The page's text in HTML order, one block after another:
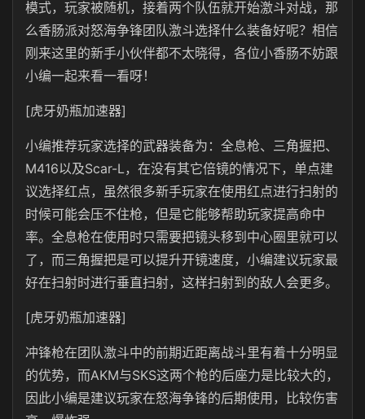
模式，玩家被随机，接着两个队伍就开始激斗对战，那
么香肠派对怒海争锋团队激斗选择什么装备好呢？相信
刚来这里的新手小伙伴都不太晓得，各位小香肠不妨跟
小编一起来看一看呀！
[虎牙奶瓶加速器]
小编推荐玩家选择的武器装备为：全息枪、三角握把、
M416以及Scar-L，在没有其它倍镜的情况下，单点建
议选择红点，虽然很多新手玩家在使用红点进行扫射的
时候可能会压不住枪，但是它能够帮助玩家提高命中
率。全息枪在使用时只需要把镜头移到中心圈里就可以
了，而三角握把是可以提升开镜速度，小编建议玩家最
好在扫射时进行垂直扫射，这样扫射到的敌人会更多。
[虎牙奶瓶加速器]
冲锋枪在团队激斗中的前期近距离战斗里有着十分明显
的优势，而AKM与SKS这两个枪的后座力是比较大的，
因此小编是建议玩家在怒海争锋的后期使用，比较伤害